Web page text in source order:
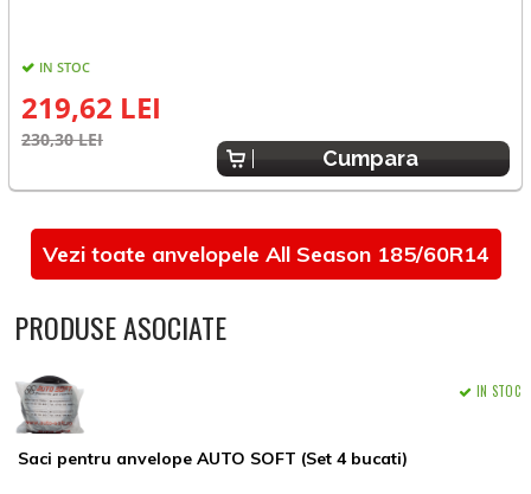
IN STOC
219,62 LEI
230,30 LEI
Cumpara
Vezi toate anvelopele All Season 185/60R14
PRODUSE ASOCIATE
Saci pentru anvelope AUTO SOFT (Set 4 bucati)
IN STOC